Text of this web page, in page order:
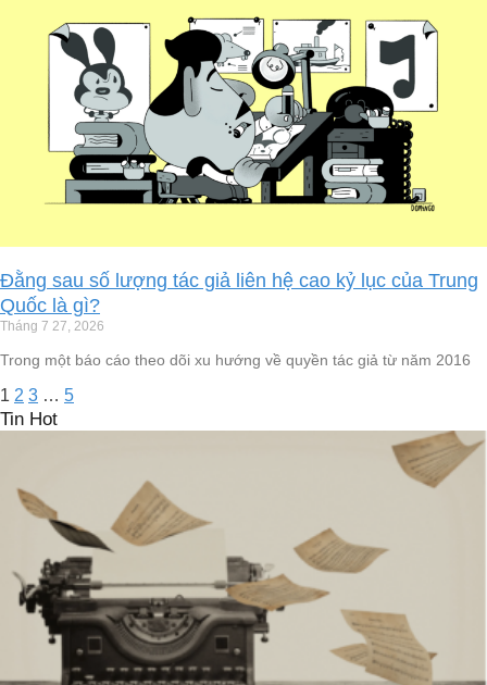
Đằng sau số lượng tác giả liên hệ cao kỷ lục của Trung
Quốc là gì?
Tháng 7 27, 2026
Trong một báo cáo theo dõi xu hướng về quyền tác giả từ năm 2016
1 2 3 … 5
Tin Hot